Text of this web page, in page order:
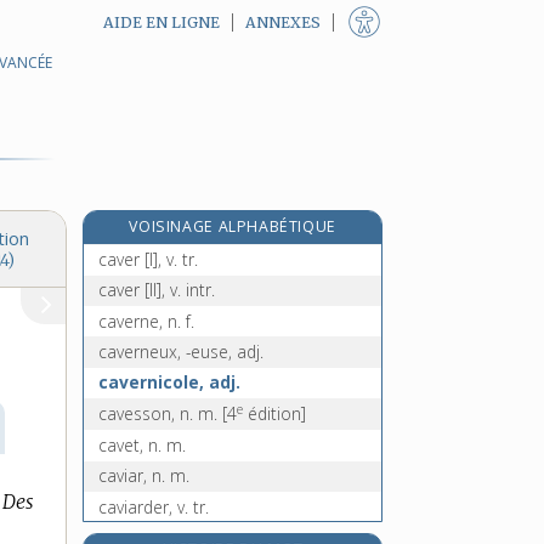
AIDE EN LIGNE ANNEXES
Des
VOISINAGE ALPHABÉTIQUE
cavée, n. f.
caver [I], v. tr.
caver [II], v. intr.
caverne, n. f.
caverneux, -euse, adj.
cavernicole, adj.
cavesson, n. m. [4e édition]
cavet, n. m.
caviar, n. m.
caviarder, v. tr.
cavicorne, n. m.